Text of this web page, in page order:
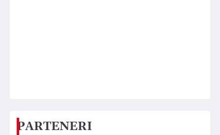
PARTENERI